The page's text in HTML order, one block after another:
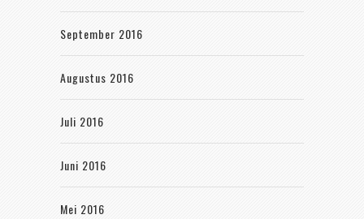
September 2016
Augustus 2016
Juli 2016
Juni 2016
Mei 2016